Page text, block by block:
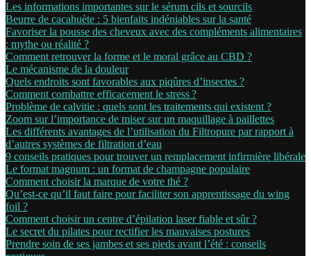
Les informations importantes sur le sérum cils et sourcils
Beurre de cacahuète : 5 bienfaits indéniables sur la santé
Favoriser la pousse des cheveux avec des compléments alimentaires
: mythe ou réalité ?
Comment retrouver la forme et le moral grâce au CBD ?
Le mécanisme de la douleur
Quels endroits sont favorables aux piqûres d’insectes ?
Comment combattre efficacement le stress ?
Problème de calvitie : quels sont les traitements qui existent ?
Zoom sur l’importance de miser sur un maquillage à paillettes
Les différents avantages de l’utilisation du Filtropure par rapport à
d’autres systèmes de filtration d’eau
9 conseils pratiques pour trouver un remplacement infirmière libérale
Le format magnum : un format de champagne populaire
Comment choisir la marque de votre thé ?
Qu’est-ce qu’il faut faire pour faciliter son apprentissage du wing
foil ?
Comment choisir un centre d’épilation laser fiable et sûr ?
Le secret du pilates pour rectifier les mauvaises postures
Prendre soin de ses jambes et ses pieds avant l’été : conseils